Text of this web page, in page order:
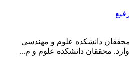
دانشکده علوم و مهندسی